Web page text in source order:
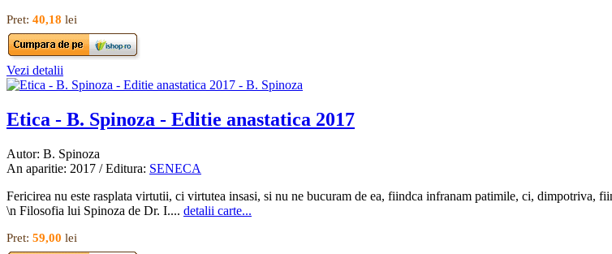
Pret: 40,18 lei
Vezi detalii
Etica - B. Spinoza - Editie anastatica 2017
Autor: B. Spinoza
An aparitie: 2017 / Editura: SENECA
Fericirea nu este rasplata virtutii, ci virtutea insasi, si nu ne bucuram de ea, fiindca infranam patimile, ci, dimpotriva,
\n Filosofia lui Spinoza de Dr. I.... detalii carte...
Pret: 59,00 lei